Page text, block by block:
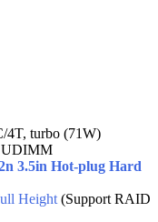
4T, turbo (71W)
UDIMM
3.5in Hot-plug Hard
Height (Support RAID